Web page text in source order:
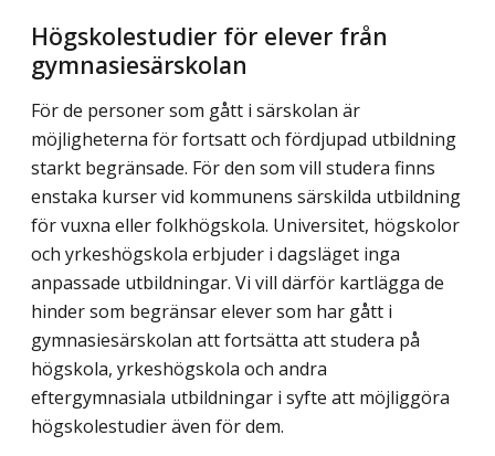
Högskolestudier för elever från
gymnasiesärskolan
För de personer som gått i särskolan är
möjligheterna för fortsatt och fördjupad utbildning
starkt begränsade. För den som vill studera finns
enstaka kurser vid kommunens särskilda utbildning
för vuxna eller folkhögskola. Universitet, högskolor
och yrkeshögskola erbjuder i dagsläget inga
anpassade utbildningar. Vi vill därför kartlägga de
hinder som begränsar elever som har gått i
gymnasiesärskolan att fortsätta att studera på
högskola, yrkeshögskola och andra
eftergymnasiala utbildningar i syfte att möjliggöra
högskolestudier även för dem.